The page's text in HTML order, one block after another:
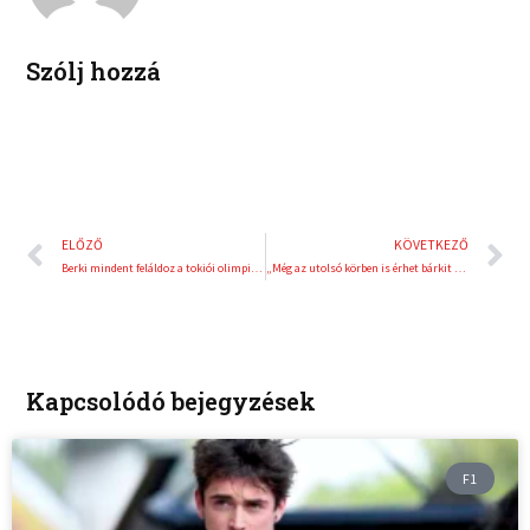
Szólj hozzá
Előző
ELŐZŐ
Berki mindent feláldoz a tokiói olimpiáért
KÖVETKEZŐ
„Még az utolsó körben is érhet bárkit meglepetés”
Kapcsolódó bejegyzések
F1